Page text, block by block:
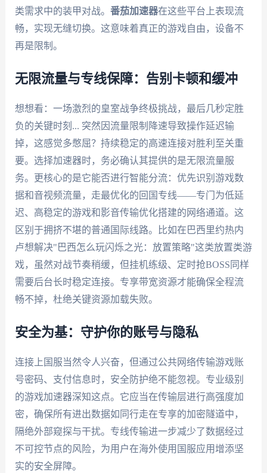
类需求中的装甲对战。 番茄加速器在这些平台上表现流
畅，实现无缝切换。这意味着真正的游戏自由，设备不
再是限制。
无限流量与专线保障：告别卡顿和缓冲
想想看：一场激烈的皇室战争终极挑战，最后几秒定胜
负的关键时刻... 突然因流量限制降速导致操作延迟输
掉，这感觉多憋屈？持续稳定的高速连接对胜利至关重
要。选择加速器时，务必确认其提供的是无限流量服
务。更核心的是它能否进行智能分流：优先识别游戏数
据和音视频流量，走最优化的回国专线——专门为低延
迟、高稳定的游戏和影音传输优化搭建的网络通道。这
区别于拥挤不堪的普通国际线路。比如在巴西里约热内
卢想解决"巴西怎么玩闪烁之光：放置策略"这类放置类游
戏，虽然对战节奏稍缓，但挂机练级、定时抢BOSS同样
需要后台长时稳定连接。专享带宽资源才能确保全程流
畅不掉，杜绝关键资源加载失败。
安全为基：守护你的账号与隐私
连接上国服当然令人兴奋，但通过公共网络传输游戏账
号密码、支付信息时，安全防护绝不能忽视。专业级别
的游戏加速器深知这点。它应当在传输层进行高强度加
密，确保所有进出数据如同行走在专享的加密隧道中，
隔绝外部窥探与干扰。专线传输进一步减少了数据经过
不可控节点的风险，为用户在海外使用国服应用增添坚
实的安全屏障。